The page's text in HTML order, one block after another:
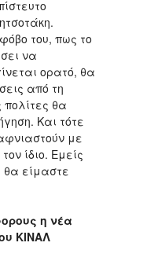
του, πως το
να
ορατό, θα
από τη
πολίτες θα
Και τότε
με
ίδιο. Εμείς
θα είμαστε
η νέα
ΚΙΝΑΛ